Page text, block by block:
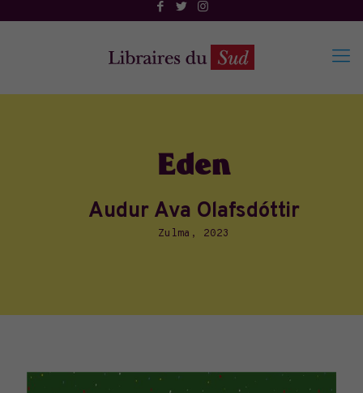
Eden
Audur Ava Olafsdóttir
Zulma, 2023